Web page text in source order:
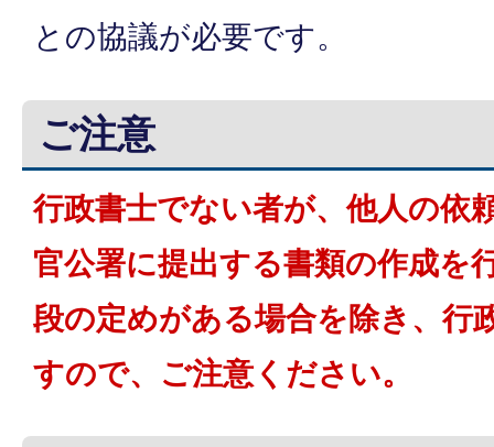
との協議が必要です。
ご注意
行政書士でない者が、他人の依
官公署に提出する書類の作成を
段の定めがある場合を除き、行
すので、ご注意ください。